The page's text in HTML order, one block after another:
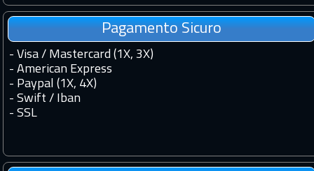
Pagamento Sicuro
- Visa / Mastercard (1X, 3X)
- American Express
- Paypal (1X, 4X)
- Swift / Iban
- SSL